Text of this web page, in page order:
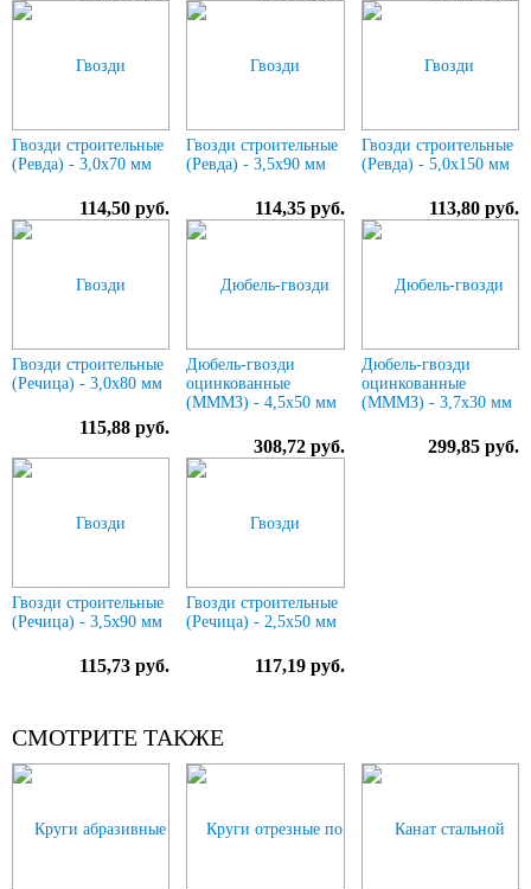
Гвозди строительные
(Ревда) - 3,0х70 мм
114,50 руб.
Гвозди строительные
(Ревда) - 3,5х90 мм
114,35 руб.
Гвозди строительные
(Ревда) - 5,0х150 мм
113,80 руб.
Гвозди строительные
(Речица) - 3,0х80 мм
115,88 руб.
Дюбель-гвозди
оцинкованные
(МММЗ) - 4,5х50 мм
308,72 руб.
Дюбель-гвозди
оцинкованные
(МММЗ) - 3,7х30 мм
299,85 руб.
Гвозди строительные
(Речица) - 3,5х90 мм
115,73 руб.
Гвозди строительные
(Речица) - 2,5х50 мм
117,19 руб.
СМОТРИТЕ ТАКЖЕ